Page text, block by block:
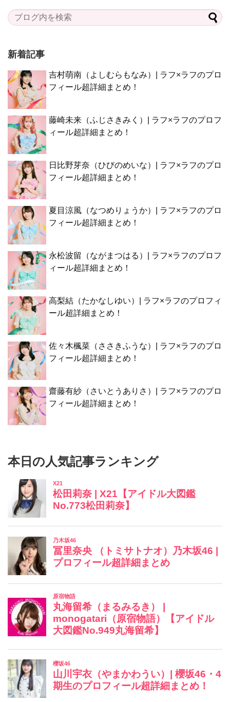
新着記事
吉村萌南（よしむらもなみ）| ラフ×ラフのプロ
フィール超詳細まとめ！
藤崎未来（ふじさきみく）| ラフ×ラフのプロフ
ィール超詳細まとめ！
日比野芽奈（ひびのめいな）| ラフ×ラフのプロ
フィール超詳細まとめ！
夏目涼風（なつめりょうか）| ラフ×ラフのプロ
フィール超詳細まとめ！
永松波留（ながまつはる）| ラフ×ラフのプロフ
ィール超詳細まとめ！
高梨結（たかなしゆい）| ラフ×ラフのプロフィ
ール超詳細まとめ！
佐々木楓菜（ささきふうな）| ラフ×ラフのプロ
フィール超詳細まとめ！
齋藤有紗（さいとうありさ）| ラフ×ラフのプロ
フィール超詳細まとめ！
本日の人気記事ランキング